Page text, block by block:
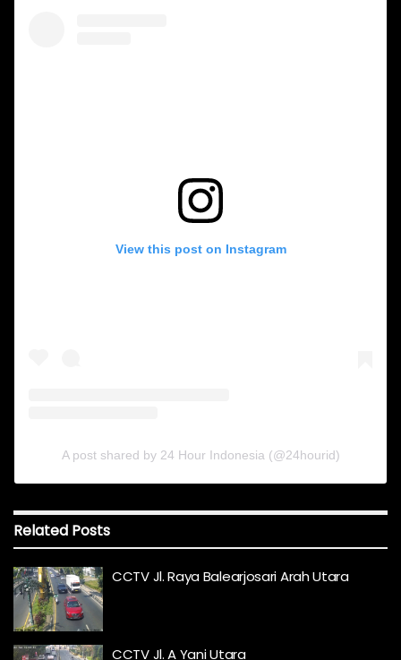
View this post on Instagram
A post shared by 24 Hour Indonesia (@24hourid)
Related Posts
CCTV Jl. Raya Balearjosari Arah Utara
CCTV Jl. A Yani Utara